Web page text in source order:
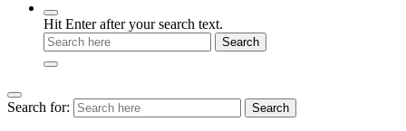
Hit Enter after your search text.
Search for: Search